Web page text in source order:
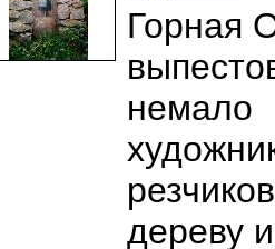
Горная
немало
дереву